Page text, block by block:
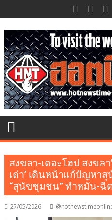
to
content
สงขลา-เดอะโฮป สงขล
เต่า’ เดินหน้าแก้ปัญหา
“สุนัขชุมชน” ทำหมัน-ฉี
27/05/2026